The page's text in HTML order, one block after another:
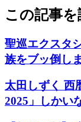
この記事
聖巡エクスタ
族をブッ倒し
太田しずく 西
2025」しかい